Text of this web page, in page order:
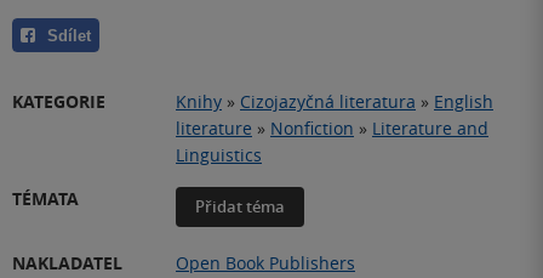
Sdílet
KATEGORIE Knihy » Cizojazyčná literatura » English
literature » Nonfiction » Literature and
Linguistics
TÉMATA
Přidat téma
NAKLADATEL
Open Book Publishers